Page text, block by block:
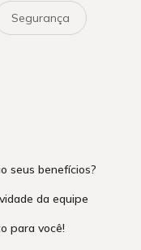
Segurança
seus benefícios?
da equipe
para você!